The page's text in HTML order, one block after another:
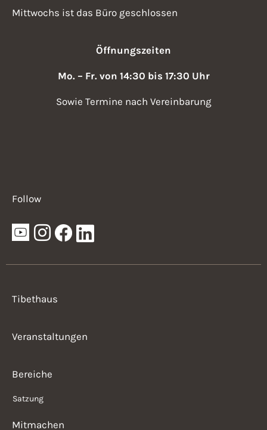
Mittwochs ist das Büro geschlossen
Öffnungszeiten
Mo. – Fr. von 14:30 bis 17:30 Uhr
Sowie Termine nach Vereinbarung
Follow
Tibethaus
Veranstaltungen
Bereiche
Satzung
Mitmachen